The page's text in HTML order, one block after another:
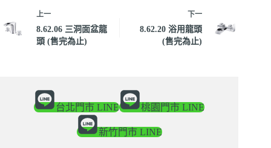
上一
8.62.06 三洞面盆龍
頭 (售完為止)
下一
8.62.20 浴用龍頭
(售完為止)
台北門市 LINE 桃園門市 LINE
新竹門市 LINE